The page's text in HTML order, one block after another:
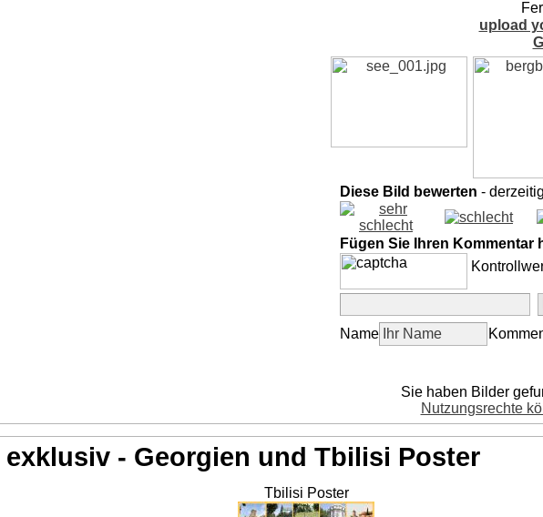
upload
Diese Bild bewerten -
Fügen Sie Ihren Kommentar
Name
Sie haben Bilder
Nutzungsrechte
exklusiv - Georgien und Tbilisi Poster
Tbilisi Poster